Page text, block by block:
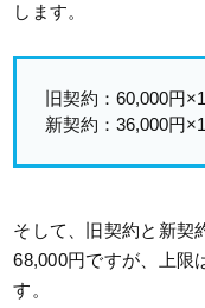
します。
旧契約：60,000円
新契約：36,000円
そして、旧契約と新契
68,000円ですが、上限
す。